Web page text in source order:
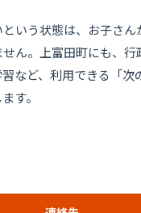
いう状態は、お子さん
ん。上富田町にも、行
など、利用できる「次
す。